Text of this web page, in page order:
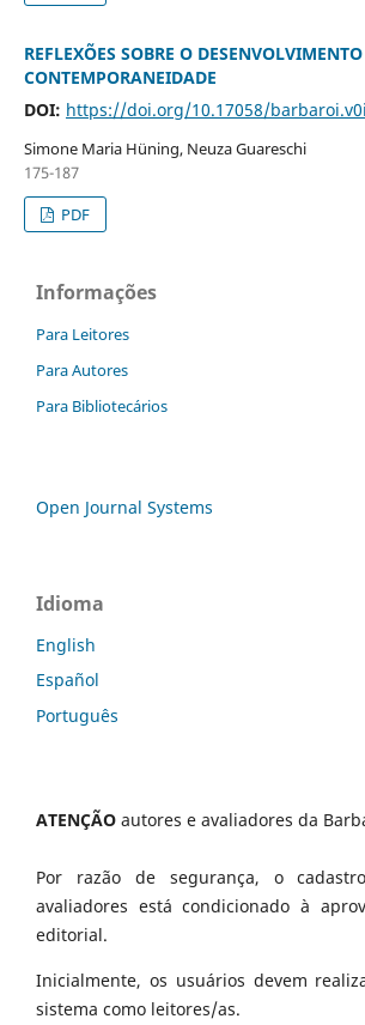
REFLEXÕES SOBRE O
CONTEMPORANEIDADE
DOI: https://doi.org/10.17058/
Simone Maria Hüning, Neuza Guareschi
175-187
PDF
Informações
Para Leitores
Para Autores
Para Bibliotecários
Open Journal Systems
Idioma
English
Español
Português
ATENÇÃO autores e avaliadores da
Por razão de segurança, o
avaliadores está condicionado à
editorial.
Inicialmente, os usuários devem
sistema como leitores/as.